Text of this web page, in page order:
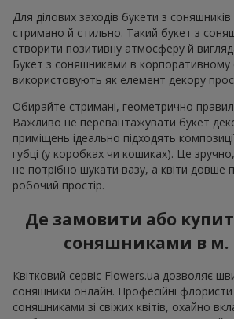
Для ділових заходів букети з
стримано й стильно. Такий букет з
створити позитивну атмосферу й
Букет з соняшниками в корпоративному
використовують як елемент декору
Обирайте стримані, геометрично
Важливо не перевантажувати букет
приміщень ідеально підходять
губці (у коробках чи кошиках). Це
не потрібно шукати вазу, а квіти довше
робочий простір.
Де замовити або
соняшниками в м.
Квітковий сервіс Flowers.ua дозволяє
соняшники онлайн. Професійні
соняшниками зі свіжих квітів, охайно